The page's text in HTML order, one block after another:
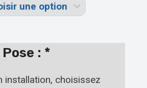
: *
installation, choisissez